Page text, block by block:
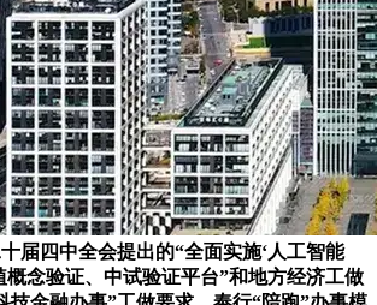
届四中全会提出的“全面实施‘人工智能
概念验证、中试验证平台”和地方经济工做